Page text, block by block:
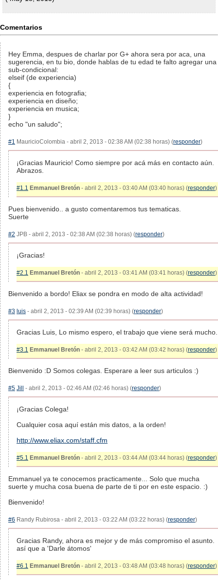
Comentarios
Hey Emma, despues de charlar por G+ ahora sera por aca, una
sugerencia, en tu bio, donde hablas de tu edad te falto agregar una
sub-condicional:
elseif (de experiencia)
{
experiencia en fotografia;
experiencia en diseño;
experiencia en musica;
}
echo "un saludo";
#1 MauricioColombia - abril 2, 2013 - 02:38 AM (02:38 horas) (responder)
¡Gracias Mauricio! Como siempre por acá más en contacto aún.
Abrazos.
#1.1 Emmanuel Bretón - abril 2, 2013 - 03:40 AM (03:40 horas) (responder)
Pues bienvenido.. a gusto comentaremos tus tematicas.
Suerte
#2 JPB - abril 2, 2013 - 02:38 AM (02:38 horas) (responder)
¡Gracias!
#2.1 Emmanuel Bretón - abril 2, 2013 - 03:41 AM (03:41 horas) (responder)
Bienvenido a bordo! Eliax se pondra en modo de alta actividad!
#3 luis - abril 2, 2013 - 02:39 AM (02:39 horas) (responder)
Gracias Luis, Lo mismo espero, el trabajo que viene será mucho.
#3.1 Emmanuel Bretón - abril 2, 2013 - 03:42 AM (03:42 horas) (responder)
Bienvenido :D Somos colegas. Esperare a leer sus articulos :)
#5 Jill - abril 2, 2013 - 02:46 AM (02:46 horas) (responder)
¡Gracias Colega!
Cualquier cosa aquí están mis datos, a la orden!
http://www.eliax.com/staff.cfm
#5.1 Emmanuel Bretón - abril 2, 2013 - 03:44 AM (03:44 horas) (responder)
Emmanuel ya te conocemos practicamente... Solo que mucha
suerte y mucha cosa buena de parte de ti por en este espacio. :)
Bienvenido!
#6 Randy Rubirosa - abril 2, 2013 - 03:22 AM (03:22 horas) (responder)
Gracias Randy, ahora es mejor y de más compromiso el asunto.
así que a 'Darle átomos'
#6.1 Emmanuel Bretón - abril 2, 2013 - 03:48 AM (03:48 horas) (responder)